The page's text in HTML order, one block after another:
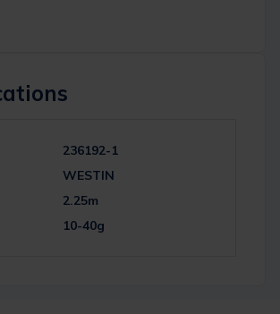
236192-1
WESTIN
2.25m
10-40g